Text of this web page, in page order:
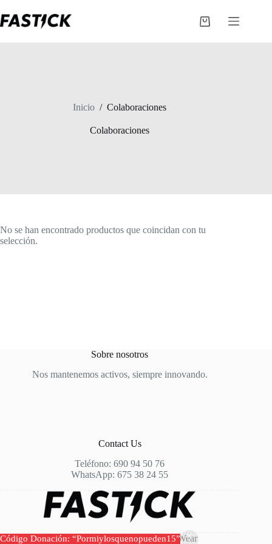
Código Donación: “Pormiylosquenopueden15”
al
contenido
Carro
Inicio / Colaboraciones
Colaboraciones
No se han encontrado productos que coincidan con tu
selección.
Sobre nosotros
Nos mantenemos activos, siempre innovando.
Contact Us
Teléfono: 690 94 50 76
WhatsApp: 675 38 24 55
Copyright © 2026 - Fastick Sports Wear